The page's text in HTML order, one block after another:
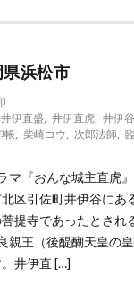
浜松市
井伊直盛 ,井伊直虎 ,井伊谷
帳 ,柴崎コウ 次郎法師 ,
マ『おんな城主直虎
区引佐町井伊谷にあ
提寺であったとされ
親王（後醍醐天皇の
井伊直 […]